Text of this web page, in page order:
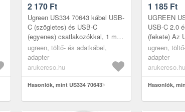
2 170 Ft
Ugreen US334 70643 kábel USB-
C (szögletes) és USB-C
(egyenes) csatlakozókkal, 1 m
hosszú - fekete. Az Ugreen
US334 kábel biztosítja, hogy
eszköze m...
ugreen, töltő- és adatkábel,
adapter
arukereso.hu
Hasonlók, mint US334 70643
1 185 Ft
UGREEN
USB-C 2.0
(fekete) Az
mindazok
megbízható
ugreen,
adapter
arukereso.hu
Hasonlók,